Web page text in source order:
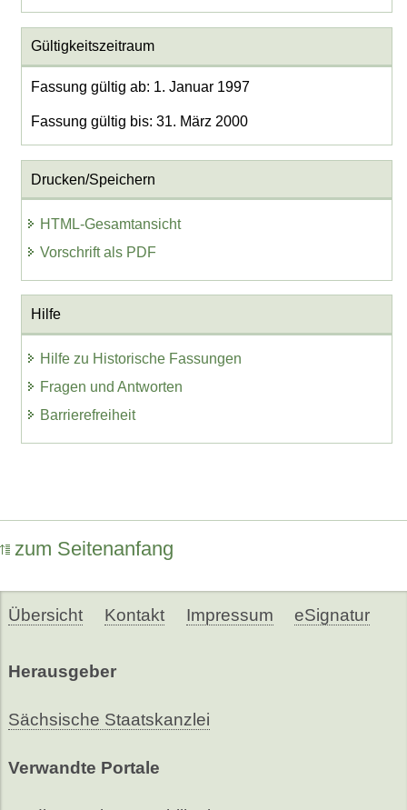
Gültigkeitszeitraum
Fassung gültig ab: 1. Januar 1997
Fassung gültig bis: 31. März 2000
Drucken/Speichern
HTML-Gesamtansicht
Vorschrift als PDF
Hilfe
Hilfe zu Historische Fassungen
Fragen und Antworten
Barrierefreiheit
zum Seitenanfang
Übersicht Kontakt Impressum eSignatur
Herausgeber
Sächsische Staatskanzlei
Verwandte Portale